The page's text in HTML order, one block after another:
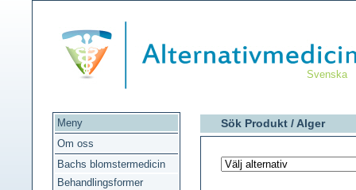
Svenska
Meny
Om oss
Bachs blomstermedicin
Behandlingsformer
Sök Produkt / Alger